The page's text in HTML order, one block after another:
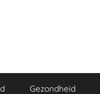
Gezondheid